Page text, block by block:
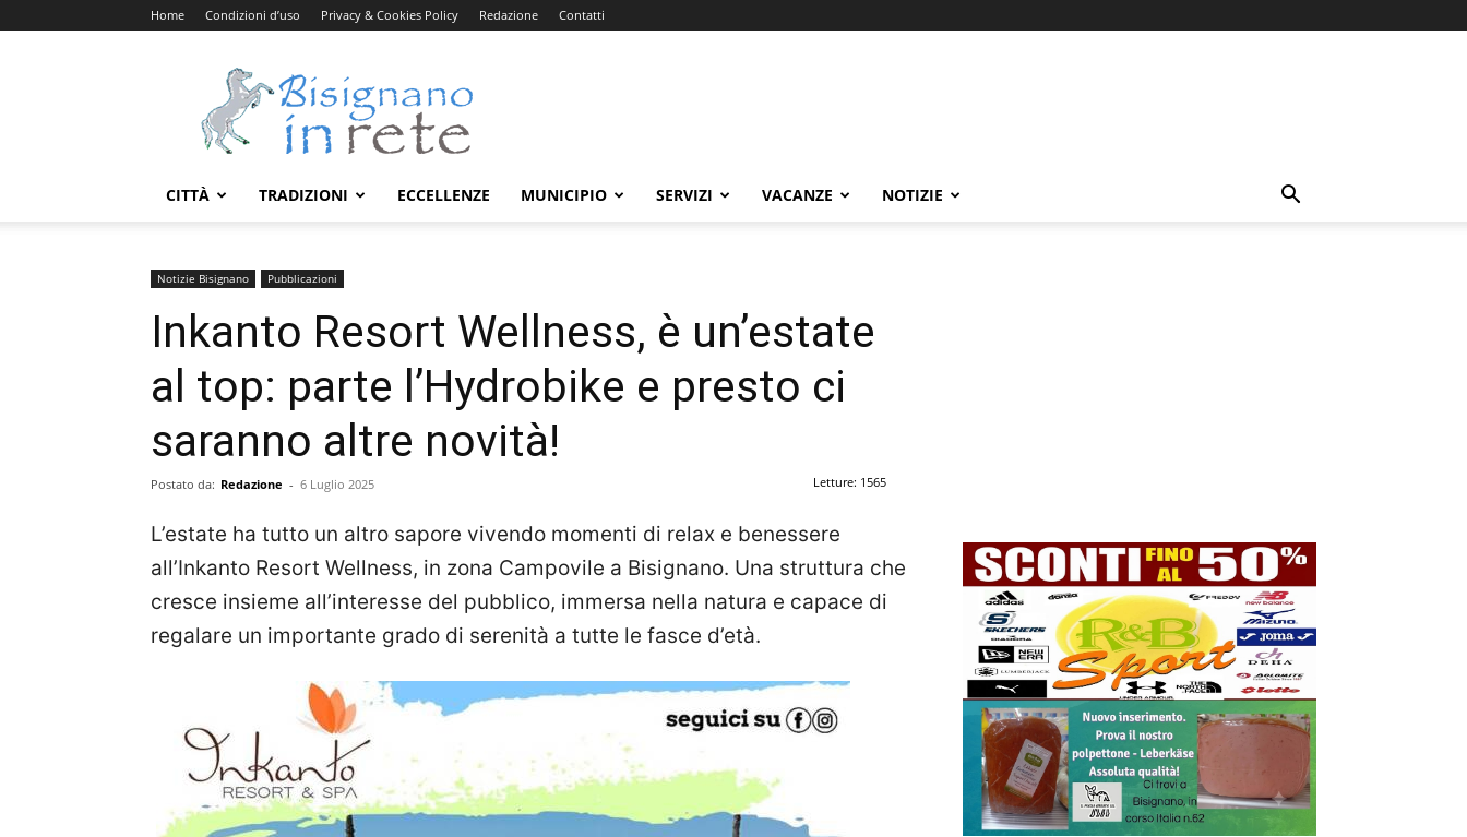
Home Condizioni d’uso Privacy & Cookies Policy Redazione Contatti
Bisignanoinrete.com
CITTÀ TRADIZIONI ECCELLENZE MUNICIPIO SERVIZI VACANZE NOTIZIE
Notizie Bisignano Pubblicazioni
Inkanto Resort Wellness, è un’estate
al top: parte l’Hydrobike e presto ci
saranno altre novità!
Postato da: Redazione - 6 Luglio 2025 Letture: 1565
L’estate ha tutto un altro sapore vivendo momenti di relax e benessere
all’Inkanto Resort Wellness, in zona Campovile a Bisignano. Una struttura che
cresce insieme all’interesse del pubblico, immersa nella natura e capace di
regalare un importante grado di serenità a tutte le fasce d’età.